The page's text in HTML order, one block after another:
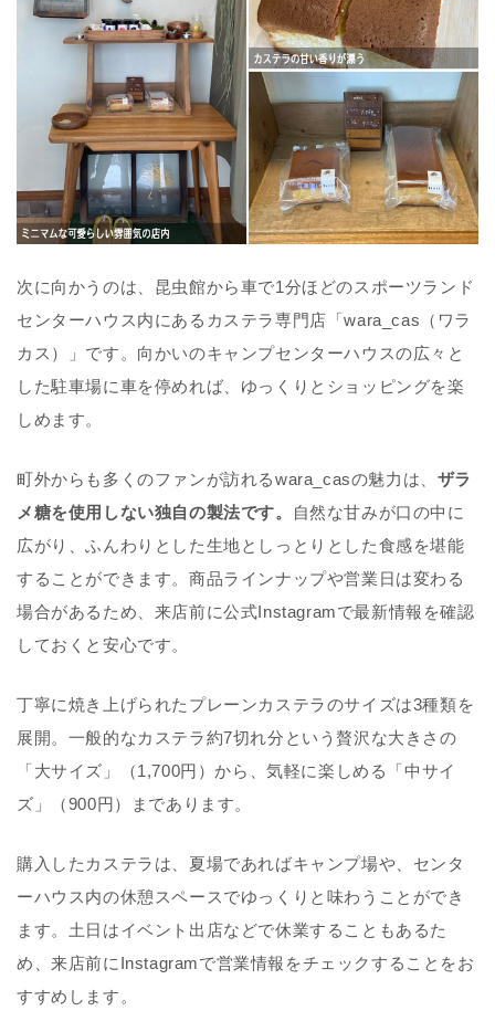
次に向かうのは、昆虫館から車で1分ほどのスポーツランド
センターハウス内にあるカステラ専門店「wara_cas（ワラ
カス）」です。向かいのキャンプセンターハウスの広々と
した駐車場に車を停めれば、ゆっくりとショッピングを楽
しめます。
町外からも多くのファンが訪れるwara_casの魅力は、 ザラ
メ糖を使用しない独自の製法です。
自然な甘みが口の中に
広がり、ふんわりとした生地としっとりとした食感を堪能
することができます。商品ラインナップや営業日は変わる
場合があるため、来店前に公式Instagramで最新情報を確認
しておくと安心です。
丁寧に焼き上げられたプレーンカステラのサイズは3種類を
展開。一般的なカステラ約7切れ分という贅沢な大きさの
「大サイズ」（1,700円）から、気軽に楽しめる「中サイ
ズ」（900円）まであります。
購入したカステラは、夏場であればキャンプ場や、センタ
ーハウス内の休憩スペースでゆっくりと味わうことができ
ます。土日はイベント出店などで休業することもあるた
め、来店前にInstagramで営業情報をチェックすることをお
すすめします。